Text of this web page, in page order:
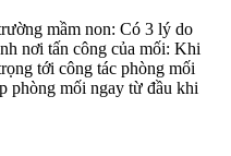
mầm non: Có 3 lý do
nơi tấn công của mối: Khi
tới công tác phòng mối
phòng mối ngay từ đầu khi